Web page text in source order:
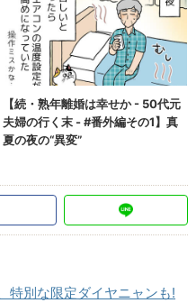
特別な限定ダイヤニャンも!